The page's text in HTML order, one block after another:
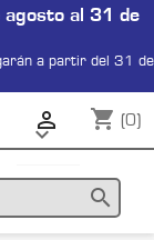
agosto al 31 de
a partir del 31 de

shopping_cart (0)

search